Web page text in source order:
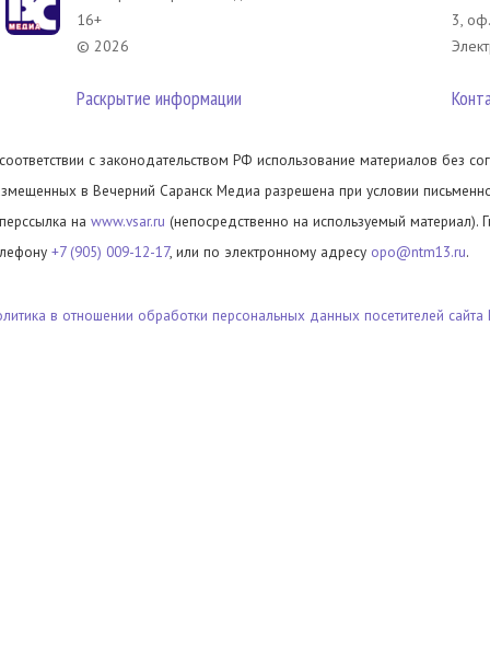
16+
© 2026
Раскрытие информации
3,
с законодательством РФ использование материалов без
в Вечерний Саранск Медиа разрешена при условии
на www.vsar.ru (непосредственно на используемый материал).
+7 (905) 009-12-17, или по электронному адресу opo@ntm13.ru.
в отношении обработки персональных данных посетителей